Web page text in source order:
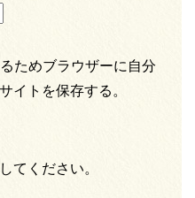
ためブラウザーに自分
イトを保存する。
てください。